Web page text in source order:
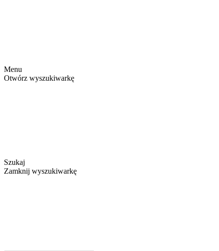
Menu
Otwórz wyszukiwarkę
Szukaj
Zamknij wyszukiwarkę